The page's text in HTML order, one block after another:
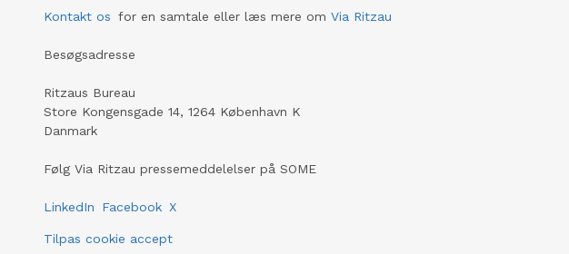
Kontakt os for en samtale eller læs mere om Via Ritzau
Besøgsadresse
Ritzaus Bureau
Store Kongensgade 14, 1264 København K
Danmark
Følg Via Ritzau pressemeddelelser på SOME
LinkedIn Facebook X
Tilpas cookie accept